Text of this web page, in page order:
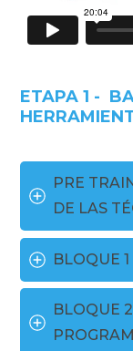
ETAPA 1 -
PRE
DE LAS
BLOQUE
BLOQUE